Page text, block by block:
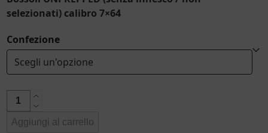
prezzo:
a
€ 185,56
selezionati) calibro 7×64
Confezione
Bossoli
UNPREPPED
calibro
Aggiungi al carrello